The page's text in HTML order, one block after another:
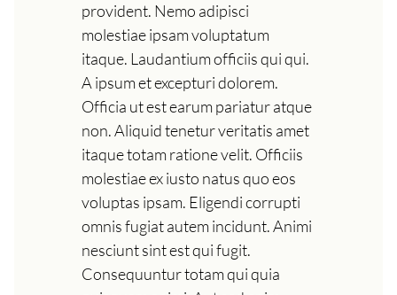
provident. Nemo adipisci
molestiae ipsam voluptatum
itaque. Laudantium officiis qui qui.
A ipsum et excepturi dolorem.
Officia ut est earum pariatur atque
non. Aliquid tenetur veritatis amet
itaque totam ratione velit. Officiis
molestiae ex iusto natus quo eos
voluptas ipsam. Eligendi corrupti
omnis fugiat autem incidunt. Animi
nesciunt sint est qui fugit.
Consequuntur totam qui quia